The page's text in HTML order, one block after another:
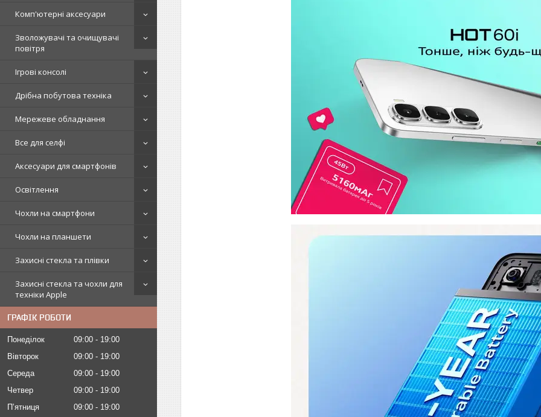
Комп'ютерні аксесуари
Зволожувачі та очищувачі
повітря
Ігрові консолі
Дрібна побутова техніка
Мережеве обладнання
Все для селфі
Аксесуари для смартфонів
Освітлення
Чохли на смартфони
Чохли на планшети
Захисні стекла та плівки
Захисні стекла та чохли для
техніки Apple
ГРАФІК РОБОТИ
Понеділок 09:00
19:00
Вівторок
09:00
19:00
Середа
09:00
19:00
Четвер
09:00
19:00
Пʼятниця
09:00
19:00